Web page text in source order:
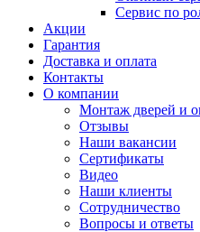
Сервис по
Акции
Гарантия
Доставка и оплата
Контакты
О компании
Монтаж дверей и
Отзывы
Наши вакансии
Сертификаты
Видео
Наши клиенты
Сотрудничество
Вопросы и ответы